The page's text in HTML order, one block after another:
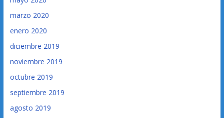
marzo 2020
enero 2020
diciembre 2019
noviembre 2019
octubre 2019
septiembre 2019
agosto 2019